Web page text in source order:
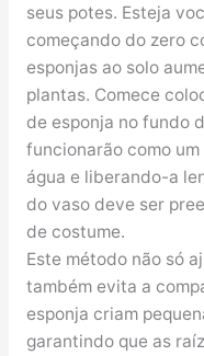
seus potes. Esteja
começando do zero
esponjas ao solo
plantas. Comece
de esponja no fundo
funcionarão como
água e liberando-a
do vaso deve ser
de costume.
Este método não só
também evita a
esponja criam
garantindo que as